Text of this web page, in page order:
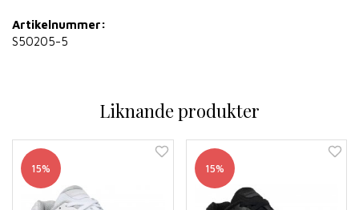
Artikelnummer:
S50205-5
Liknande produkter
15% 15%